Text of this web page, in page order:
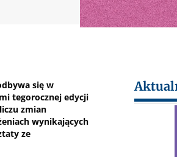
się w
tegorocznej edycji
zmian
wynikających
ze